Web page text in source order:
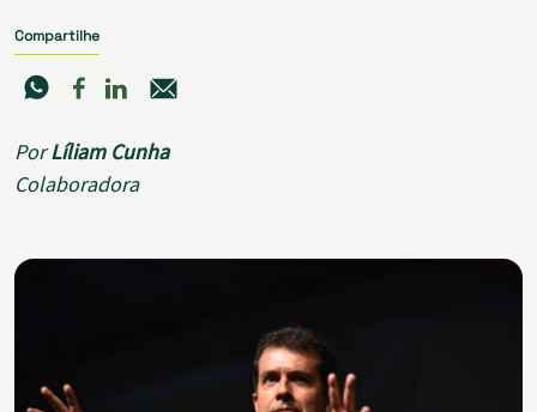
Compartilhe
PorLíliam Cunha
Colaboradora